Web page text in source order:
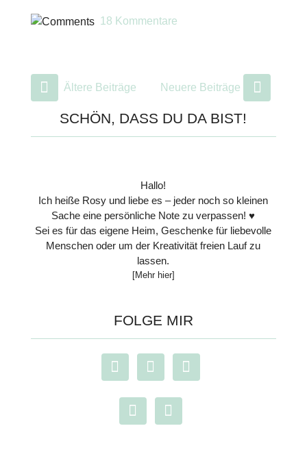
18 Kommentare
Ältere Beiträge Neuere Beiträge
SCHÖN, DASS DU DA BIST!
Hallo!
Ich heiße Rosy und liebe es – jeder noch so kleinen
Sache eine persönliche Note zu verpassen! ♥
Sei es für das eigene Heim, Geschenke für liebevolle
Menschen oder um der Kreativität freien Lauf zu
lassen.
[Mehr hier]
FOLGE MIR